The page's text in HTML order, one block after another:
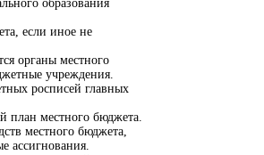
образования
если иное не
органы местного
учреждения.
росписей главных
план местного бюджета.
местного бюджета,
ассигнования.